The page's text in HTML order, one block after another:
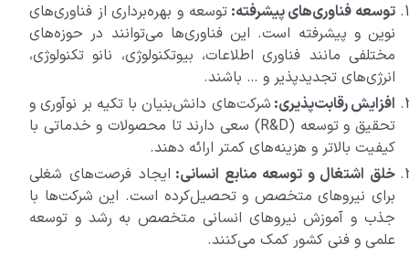
توسعه فناوری‌های پیشرفته:توسعه و بهره‌برداری از فناوری‌های
نوین و پیشرفته است. این فناوری‌ها می‌توانند در حوزه‌های
مختلفی مانند فناوری اطلاعات، بیوتکنولوژی، نانو تکنولوژی،
انرژی‌های تجدیدپذیر و … باشند.
افزایش رقابت‌پذیری: شرکت‌های دانش‌بنیان با تکیه بر نوآوری و
تحقیق و توسعه (R&D) سعی دارند تا محصولات و خدماتی با
کیفیت بالاتر و هزینه‌های کمتر ارائه دهند.
خلق اشتغال و توسعه منابع انسانی: ایجاد فرصت‌های شغلی
برای نیروهای متخصص و تحصیل‌کرده است. این شرکت‌ها با
جذب و آموزش نیروهای انسانی متخصص به رشد و توسعه
علمی و فنی کشور کمک می‌کنند.